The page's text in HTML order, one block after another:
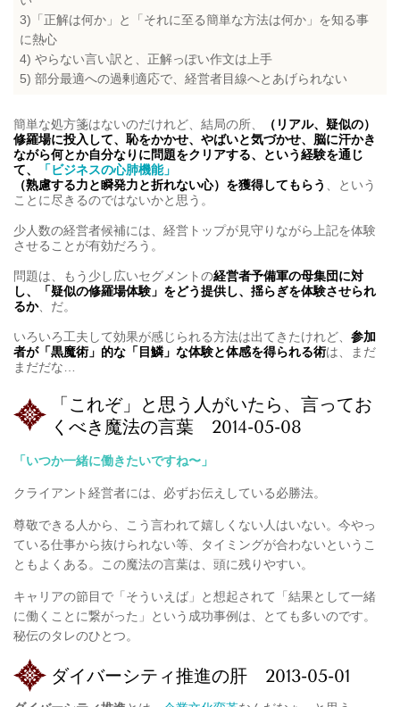
3)「正解は何か」と「それに至る簡単な方法は何か」を知る事
に熱心
4) やらない言い訳と、正解っぽい作文は上手
5) 部分最適への過剰適応で、経営者目線へとあげられない
簡単な処方箋はないのだけれど、結局の所、
（リアル、疑似の）
修羅場に投入して、恥をかかせ、やばいと気づかせ、脳に汗かき
ながら何とか自分なりに問題をクリアする、という経験を通じ
て、
「ビジネスの心肺機能」
（熟慮する力と瞬発力と折れない心）を獲得してもらう
、という
ことに尽きるのではないかと思う。
少人数の経営者候補には、経営トップが見守りながら上記を体験
させることが有効だろう。
問題は、もう少し広いセグメントの経営者予備軍の母集団に対
し、「疑似の修羅場体験」をどう提供し、揺らぎを体験させられ
るか、だ。
いろいろ工夫して効果が感じられる方法は出てきたけれど、 参加
者が「黒魔術」的な「目鱗」な体験と体感を得られる術は、まだ
まだだな…
「これぞ」と思う人がいたら、言ってお
くべき魔法の言葉 2014-05-08
「いつか一緒に働きたいですね〜」
クライアント経営者には、必ずお伝えしている必勝法。
尊敬できる人から、こう言われて嬉しくない人はいない。今やっ
ている仕事から抜けられない等、タイミングが合わないというこ
ともよくある。この魔法の言葉は、頭に残りやすい。
キャリアの節目で「そういえば」と想起されて「結果として一緒
に働くことに繋がった」という成功事例は 、とても多いのです。
秘伝のタレのひとつ。
ダイバーシティ推進の肝 2013-05-01